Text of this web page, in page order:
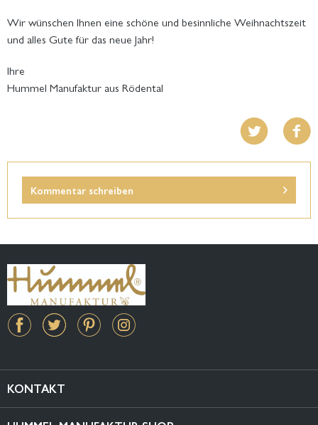
Wir wünschen Ihnen eine schöne und besinnliche Weihnachtszeit
und alles Gute für das neue Jahr!
Ihre
Hummel Manufaktur aus Rödental
Kommentar schreiben
KONTAKT